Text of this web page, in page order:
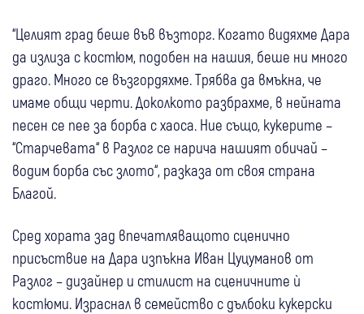
“Целият град беше във възторг. Когато видяхме Дара
да излиза с костюм, подобен на нашия, беше ни много
драго. Много се възгордяхме. Трябва да вмъкна, че
имаме общи черти. Доколкото разбрахме, в нейната
песен се пее за борба с хаоса. Ние също, кукерите –
“Старчевата“ в Разлог се нарича нашият обичай –
водим борба със злото“, разказа от своя страна
Благой.
Сред хората зад впечатляващото сценично
присъствие на Дара изпъкна Иван Цуцуманов от
Разлог – дизайнер и стилист на сценичните ѝ
костюми. Израснал в семейство с дълбоки кукерски